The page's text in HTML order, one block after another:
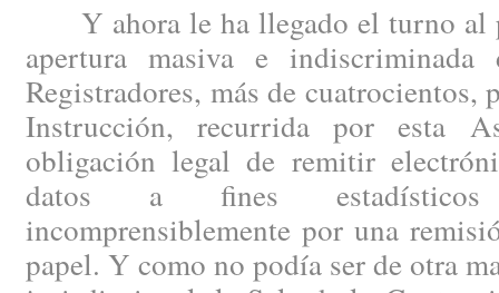
Y ahora le ha llegado el turno al
apertura masiva e
Registradores, más de cuatrocientos,
Instrucción, recurrida por esta
obligación legal de remitir
datos a fines estadísticos
incomprensiblemente por una
papel. Y como no podía ser de otra